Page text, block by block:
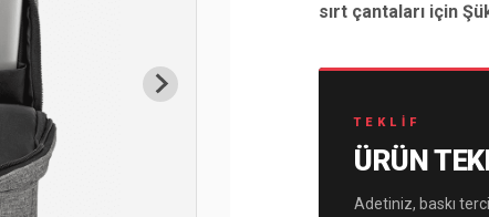
sırt çantaları için
TEKLIF
ÜRÜN
Adetiniz, baskı